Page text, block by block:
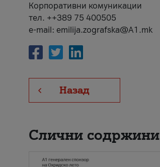
Корпоративни комуникации
тел. ++389 75 400505
e-mail: emilija.zografska@A1.mk
Назад
Слични содржини